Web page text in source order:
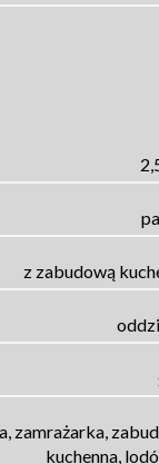
z zabudową
zamrażarka,
kuchenna,